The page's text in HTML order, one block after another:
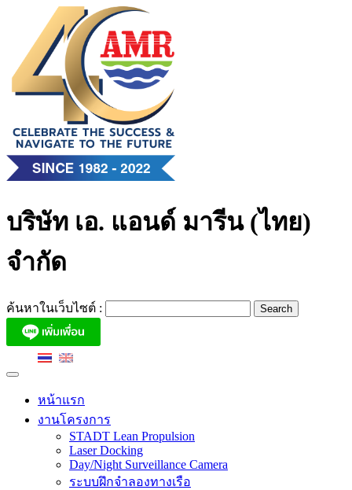
content
บริษัท เอ. แอนด์ มารีน (ไทย)
จำกัด
ค้นหาในเว็บไซต์ :
หน้าแรก
งานโครงการ
STADT Lean Propulsion
Laser Docking
Day/Night Surveillance Camera
ระบบฝึกจำลองทางเรือ